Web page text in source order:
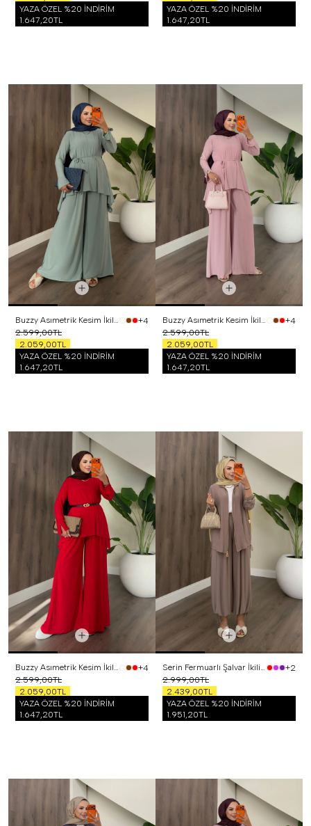
YAZA ÖZEL %20 İNDİRİM
1.647,20TL
YAZA ÖZEL %20 İNDİRİM
1.647,20TL
Buzzy Asımetrik Kesim İkili Takım Mint
+4
2.599,00TL
2.059,00TL
YAZA ÖZEL %20 İNDİRİM
1.647,20TL
Buzzy Asımetrik Kesim İkili Takım Pembe
+4
2.599,00TL
2.059,00TL
YAZA ÖZEL %20 İNDİRİM
1.647,20TL
Buzzy Asımetrik Kesim İkili Takım Kırmızı
+4
2.599,00TL
2.059,00TL
YAZA ÖZEL %20 İNDİRİM
1.647,20TL
Serin Fermuarlı Şalvar İkili Takım Vizon
+2
2.999,00TL
2.439,00TL
YAZA ÖZEL %20 İNDİRİM
1.951,20TL